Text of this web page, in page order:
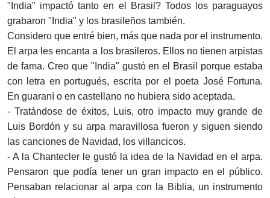
"India" impactó tanto en el Brasil? Todos los paraguayos
grabaron "India" y los brasileños también.
Considero que entré bien, más que nada por el instrumento.
El arpa les encanta a los brasileros. Ellos no tienen arpistas
de fama. Creo que "India" gustó en el Brasil porque estaba
con letra en portugués, escrita por el poeta José Fortuna.
En guaraní o en castellano no hubiera sido aceptada.
- Tratándose de éxitos, Luis, otro impacto muy grande de
Luis Bordón y su arpa maravillosa fueron y siguen siendo
las canciones de Navidad, los villancicos.
- A la Chantecler le gustó la idea de la Navidad en el arpa.
Pensaron que podía tener un gran impacto en el público.
Pensaban relacionar al arpa con la Biblia, un instrumento